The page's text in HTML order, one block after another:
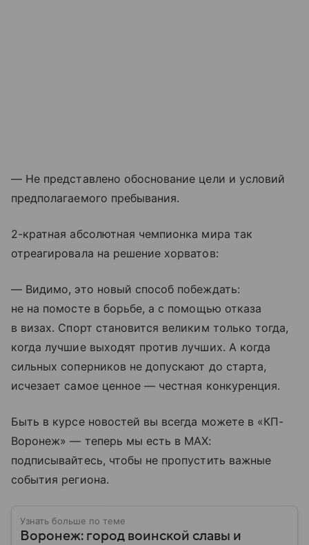
— Не представлено обоснование цели и условий
предполагаемого пребывания.
2-кратная абсолютная чемпионка мира так
отреагировала на решение хорватов:
— Видимо, это новый способ побеждать:
не на помосте в борьбе, а с помощью отказа
в визах. Спорт становится великим только тогда,
когда лучшие выходят против лучших. А когда
сильных соперников не допускают до старта,
исчезает самое ценное — честная конкуренция.
Быть в курсе новостей вы всегда можете в «КП-
Воронеж» — теперь мы есть в МАХ:
подписывайтесь, чтобы не пропустить важные
события региона.
Узнать больше по теме
Воронеж: город воинской славы и